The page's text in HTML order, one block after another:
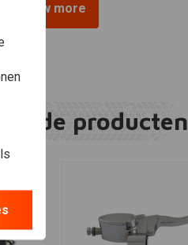
View more
producten